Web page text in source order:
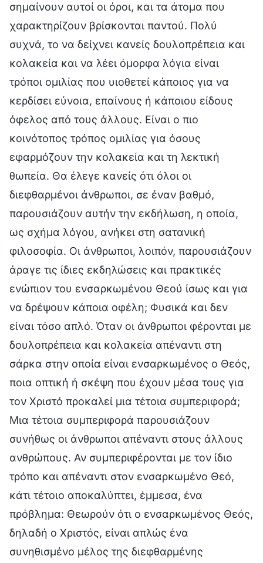
σημαίνουν αυτοί οι όροι, και τα άτομα που
χαρακτηρίζουν βρίσκονται παντού. Πολύ
συχνά, το να δείχνει κανείς δουλοπρέπεια και
κολακεία και να λέει όμορφα λόγια είναι
τρόποι ομιλίας που υιοθετεί κάποιος για να
κερδίσει εύνοια, επαίνους ή κάποιου είδους
όφελος από τους άλλους. Είναι ο πιο
κοινότοπος τρόπος ομιλίας για όσους
εφαρμόζουν την κολακεία και τη λεκτική
θωπεία. Θα έλεγε κανείς ότι όλοι οι
διεφθαρμένοι άνθρωποι, σε έναν βαθμό,
παρουσιάζουν αυτήν την εκδήλωση, η οποία,
ως σχήμα λόγου, ανήκει στη σατανική
φιλοσοφία. Οι άνθρωποι, λοιπόν, παρουσιάζουν
άραγε τις ίδιες εκδηλώσεις και πρακτικές
ενώπιον του ενσαρκωμένου Θεού ίσως και για
να δρέψουν κάποια οφέλη; Φυσικά και δεν
είναι τόσο απλό. Όταν οι άνθρωποι φέρονται με
δουλοπρέπεια και κολακεία απέναντι στη
σάρκα στην οποία είναι ενσαρκωμένος ο Θεός,
ποια οπτική ή σκέψη που έχουν μέσα τους για
τον Χριστό προκαλεί μια τέτοια συμπεριφορά;
Μια τέτοια συμπεριφορά παρουσιάζουν
συνήθως οι άνθρωποι απέναντι στους άλλους
ανθρώπους. Αν συμπεριφέρονται με τον ίδιο
τρόπο και απέναντι στον ενσαρκωμένο Θεό,
κάτι τέτοιο αποκαλύπτει, έμμεσα, ένα
πρόβλημα: Θεωρούν ότι ο ενσαρκωμένος Θεός,
δηλαδή ο Χριστός, είναι απλώς ένα
συνηθισμένο μέλος της διεφθαρμένης